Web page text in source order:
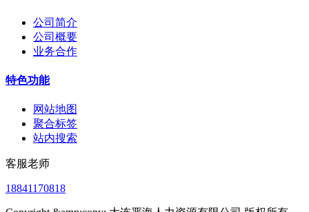
公司简介
公司概要
业务合作
特色功能
网站地图
聚合标签
站内搜索
客服老师
18841170818